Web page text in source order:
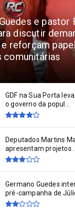
e pastor
discutir
reforçam
comunitárias
GDF na Sua Porta
o governo da popul...
Deputados Martins
apresentam projetos ...
Germano Guedes
pré-campanha de Júlio